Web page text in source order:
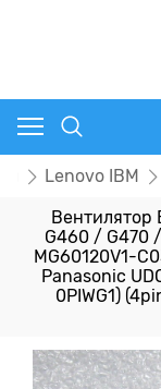
Lenovo IBM
Вентилятор
G460 / G470
MG60120V1-
Panasonic
0PIWG1)